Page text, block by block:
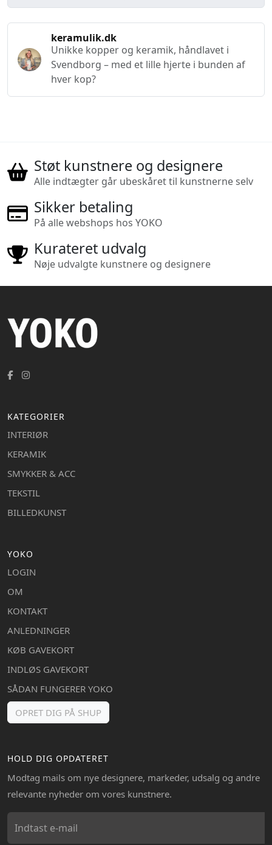
keramulik.dk
Unikke kopper og keramik, håndlavet i
Svendborg – med et lille hjerte i bunden af
hver kop?
Støt kunstnere og designere
Alle indtægter går ubeskåret til kunstnerne selv
Sikker betaling
På alle webshops hos YOKO
Kurateret udvalg
Nøje udvalgte kunstnere og designere
KATEGORIER
INTERIØR
KERAMIK
SMYKKER & ACC
TEKSTIL
BILLEDKUNST
YOKO
LOGIN
OM
KONTAKT
ANLEDNINGER
KØB GAVEKORT
INDLØS GAVEKORT
SÅDAN FUNGERER YOKO
OPRET DIG PÅ SHUP
HOLD DIG OPDATERET
Modtag mails om nye designere, markeder, udsalg og andre
relevante nyheder om vores kunstnere.